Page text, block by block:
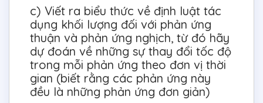
c) Viết ra biểu thức về định luật tác
dụng khối lượng đối với phản ứng
thuận và phản ứng nghịch, từ đó hãy
dự đoán về những sự thay đổi tốc độ
trong mỗi phản ứng theo đơn vị thời
gian (biết rằng các phản ứng này
đều là những phản ứng đơn giản)